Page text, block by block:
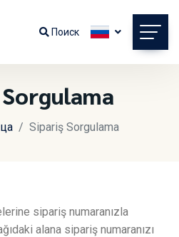
Поиск
Sipariş Sorgulama
sipariş numaranızla
alana sipariş numaranızı